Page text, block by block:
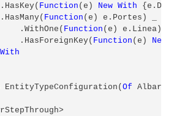
Function (e) New With
Function (e) e.Portes) _
.WithOne(
Function (e) e.Linea) _
.HasForeignKey(
Function (e) New
With
EntityTypeConfiguration(Of